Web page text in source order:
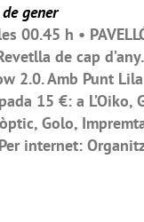
gener
00.45 h •
Revetlla de cap
2.0. Amb Punt
15 €: a L’Oiko,
Golo,
internet: